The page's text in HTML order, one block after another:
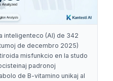
inteligenteco (AI) de 342
de decembro 2025)
misfunkcio en la studo
padronoj
de B-vitamino unikaj al